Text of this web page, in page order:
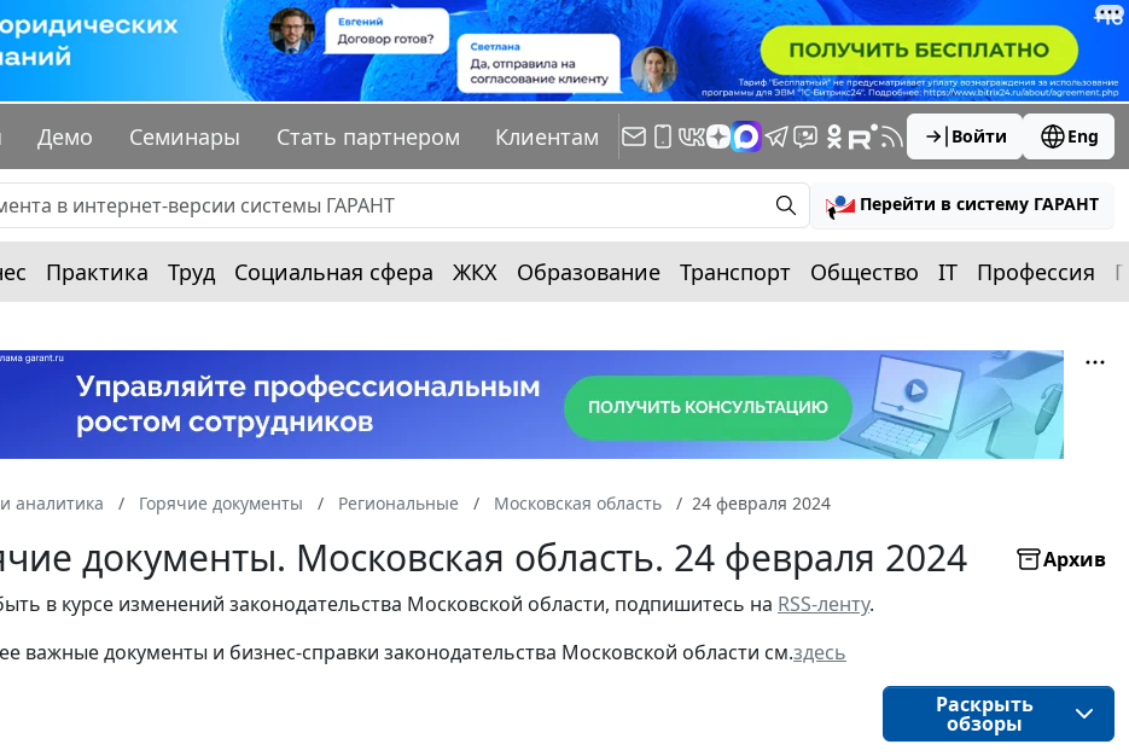
Демо Семинары Стать партнером Клиентам Войти Eng
Перейти в систему ГАРАНТ
Практика Труд Социальная сфера ЖКХ Образование Транспорт Общество IT Профессия
аналитика Горячие документы Региональные Московская область 24 февраля 2024
документы. Московская область. 24 февраля 2024
Архив
в курсе изменений законодательства Московской области, подпишитесь на RSS-ленту.
важные документы и бизнес-справки законодательства Московской области см.здесь
Раскрыть
обзоры